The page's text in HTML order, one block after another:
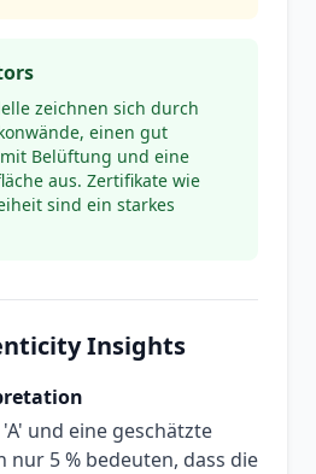
zeichnen sich durch
einen gut
Belüftung und eine
aus. Zertifikate wie
sind ein starkes
Insights
und eine geschätzte
nur 5 % bedeuten, dass die